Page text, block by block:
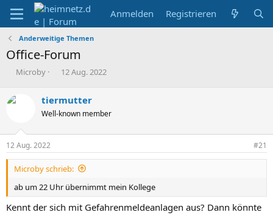
Anmelden Registrieren
Anderweitige Themen
Office-Forum
E
t
l
e
r
Microby
E
t
e
l
a
m
12 Aug. 2022
tiermutter
Well-known member
12 Aug. 2022 #21
Microby schrieb:
ab um 22 Uhr übernimmt mein Kollege
Kennt der sich mit Gefahrenmeldeanlagen aus? Dann könnte